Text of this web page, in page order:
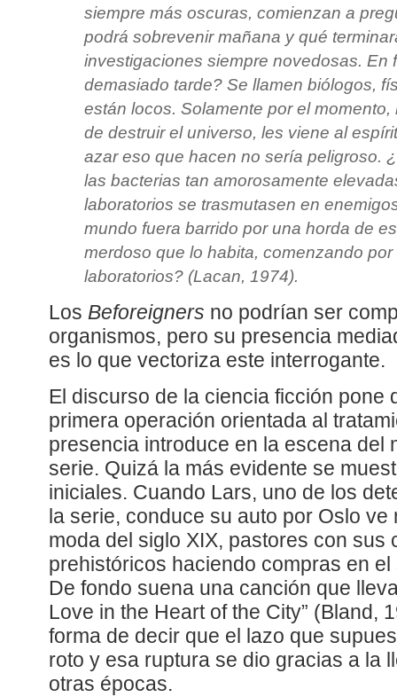
siempre más oscuras, comienzan a
podrá sobrevenir mañana y qué
investigaciones siempre novedosas. En
demasiado tarde? Se llamen biólogos,
están locos. Solamente por el
de destruir el universo, les viene al
azar eso que hacen no sería peligroso.
las bacterias tan amorosamente
laboratorios se trasmutasen en
mundo fuera barrido por una horda de
merdoso que lo habita, comenzando
laboratorios? (Lacan, 1974).
Los Beforeigners no podrían ser
organismos, pero su presencia
es lo que vectoriza este interrogante.
El discurso de la ciencia ficción pone
primera operación orientada al
presencia introduce en la escena del
serie. Quizá la más evidente se
iniciales. Cuando Lars, uno de los
la serie, conduce su auto por Oslo
moda del siglo XIX, pastores con sus
prehistóricos haciendo compras en
De fondo suena una canción que
Love in the Heart of the City” (Bland,
forma de decir que el lazo que
roto y esa ruptura se dio gracias a la
otras épocas.